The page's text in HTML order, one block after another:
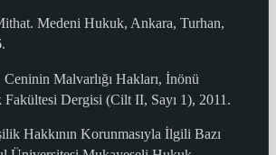
Medeni Hukuk, Ankara, Turhan,
Malvarlığı Hakları, İnönü
Dergisi (Cilt II, Sayı 1), 2011.
Hakkının Korunmasıyla İlgili Bazı